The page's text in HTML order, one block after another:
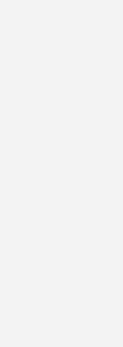
ein umfassendes
auf PyPSA-Eur
Energiesystem
(Strom, Gase,
Verbrauchssektoren
und ihrer
entlang
werden.
anhand des